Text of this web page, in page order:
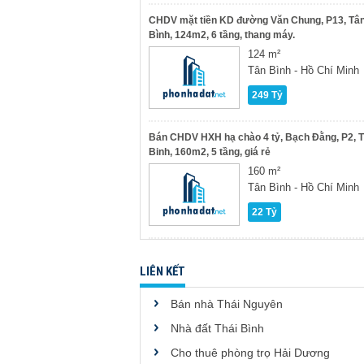
CHDV mặt tiền KD đường Văn Chung, P13,
Bình, 124m2, 6 tầng, thang máy.
124 m²
Tân Bình - Hồ Chí Minh
249 Tỷ
Bán CHDV HXH hạ chào 4 tỷ, Bạch Đằng, P2,
Binh, 160m2, 5 tầng, giá rẻ
160 m²
Tân Bình - Hồ Chí Minh
22 Tỷ
LIÊN KẾT
Bán nhà Thái Nguyên
Nhà đất Thái Bình
Cho thuê phòng trọ Hải Dương